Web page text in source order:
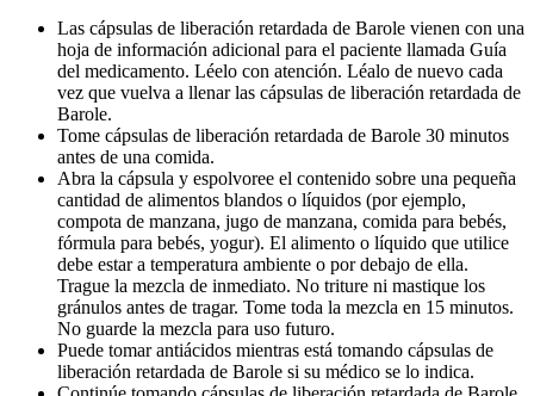
Las cápsulas de liberación retardada de Barole vienen con una
hoja de información adicional para el paciente llamada Guía
del medicamento. Léelo con atención. Léalo de nuevo cada
vez que vuelva a llenar las cápsulas de liberación retardada de
Barole.
Tome cápsulas de liberación retardada de Barole 30 minutos
antes de una comida.
Abra la cápsula y espolvoree el contenido sobre una pequeña
cantidad de alimentos blandos o líquidos (por ejemplo,
compota de manzana, jugo de manzana, comida para bebés,
fórmula para bebés, yogur). El alimento o líquido que utilice
debe estar a temperatura ambiente o por debajo de ella.
Trague la mezcla de inmediato. No triture ni mastique los
gránulos antes de tragar. Tome toda la mezcla en 15 minutos.
No guarde la mezcla para uso futuro.
Puede tomar antiácidos mientras está tomando cápsulas de
liberación retardada de Barole si su médico se lo indica.